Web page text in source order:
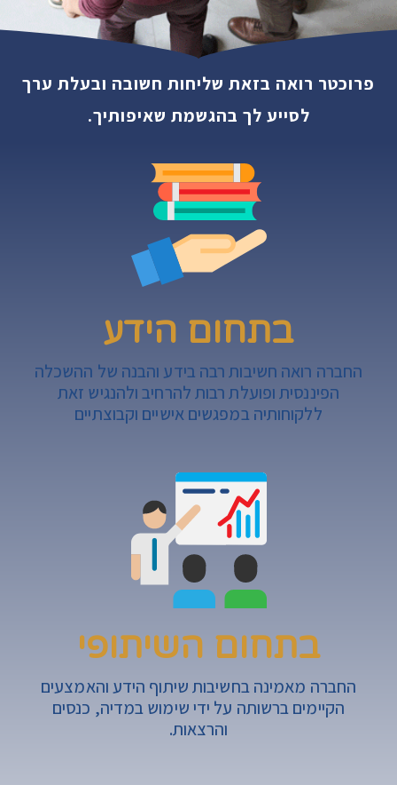
פרוכטר רואה בזאת שליחות חשובה ובעלת ערך
לסייע לך בהגשמת שאיפותיך.
בתחום הידע
החברה רואה חשיבות רבה בידע והבנה של ההשכלה
הפיננסית ופועלת רבות להרחיב ולהנגיש זאת
ללקוחותיה במפגשים אישיים וקבוצתיים
בתחום השיתופי
החברה מאמינה בחשיבות שיתוף הידע והאמצעים
הקיימים ברשותה על ידי שימוש במדיה, כנסים
והרצאות.